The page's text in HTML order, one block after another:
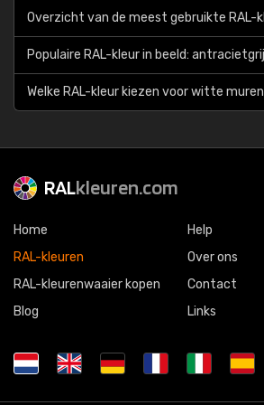
Overzicht van de meest gebruikte RAL-
Populaire RAL-kleur in beeld:
Welke RAL-kleur kiezen voor witte
RALkleuren.com
Home
RAL-kleuren
RAL-kleurenwaaier kopen
Blog
Help
Over ons
Contact
Links